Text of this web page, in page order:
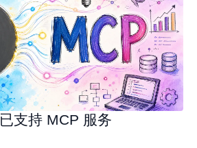
支持 MCP 服务